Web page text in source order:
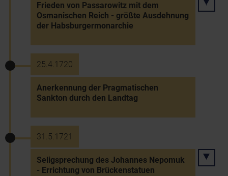
Frieden von Passarowitz mit dem
Osmanischen Reich - größte Ausdehnung
der Habsburgermonarchie
25.4.1720
Anerkennung der Pragmatischen
Sankton durch den Landtag
31.5.1721
Seligsprechung des Johannes Nepomuk
- Errichtung von Brückenstatuen